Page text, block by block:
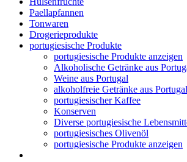
Paellapfannen
Tonwaren
Drogerieprodukte
portugiesische Produkte
portugiesische Produkte anzeigen
Alkoholische Getränke aus
Weine aus Portugal
alkoholfreie Getränke aus Portugal
portugiesischer Kaffee
Konserven
Diverse portugiesische
portugiesisches Olivenöl
portugiesische Produkte anzeigen